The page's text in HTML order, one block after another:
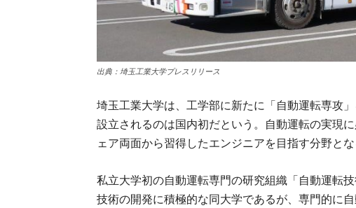
出典：埼玉工業大学プレスリリース
埼玉工業大学は、工学部に新たに「自動運転専攻
設立されるのは国内初だという。自動運転の実現
ェア両面から習得したエンジニアを目指す分野とな
私立大学初の自動運転専門の研究組織「自動運転
技術の開発に積極的な同大学であるが、専門的に